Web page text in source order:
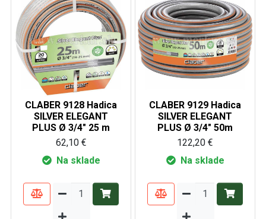
CLABER 9128 Hadica
SILVER ELEGANT
PLUS Ø 3/4" 25 m
62,10 €
Na sklade
CLABER 9129 Hadica
SILVER ELEGANT
PLUS Ø 3/4" 50m
122,20 €
Na sklade